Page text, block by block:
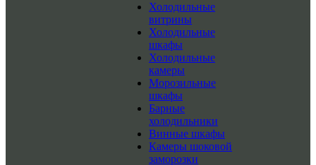
Холодильные
витрины
Холодильные
шкафы
Холодильные
камеры
Морозильные
шкафы
Барные
холодильники
Винные шкафы
Камеры шоковой
заморозки